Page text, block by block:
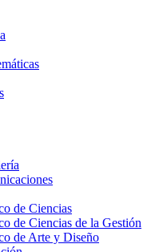
de Ciencias
de Ciencias de la Gestión
de Arte y Diseño